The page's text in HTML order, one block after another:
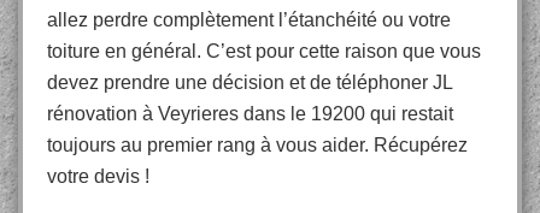
allez perdre complètement l’étanchéité ou votre
toiture en général. C’est pour cette raison que vous
devez prendre une décision et de téléphoner JL
rénovation à Veyrieres dans le 19200 qui restait
toujours au premier rang à vous aider. Récupérez
votre devis !